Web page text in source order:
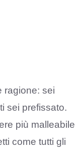
ragione: sei
sei prefissato.
più malleabile
come tutti gli